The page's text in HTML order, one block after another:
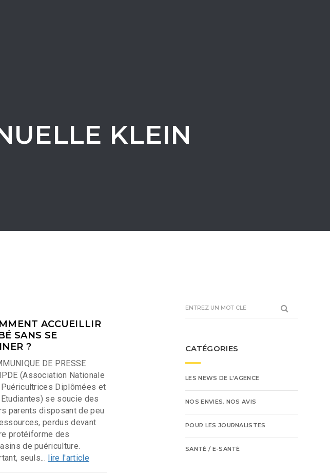
KLEIN
ACCUEILLIR
SANS SE
?
DE PRESSE
(Association Nationale
Diplômées et
se soucie des
parents disposant de peu
perdus devant
protéiforme des
de puériculture.
seuls... lire l'article
CATÉGORIES
LES NEWS DE L'AGENCE
NOS ENVIES, NOS AVIS
POUR LES JOURNALISTES
SANTÉ / E-SANTÉ